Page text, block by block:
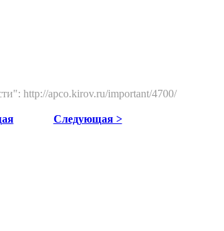
http://apco.kirov.ru/important/4700/
Следующая >